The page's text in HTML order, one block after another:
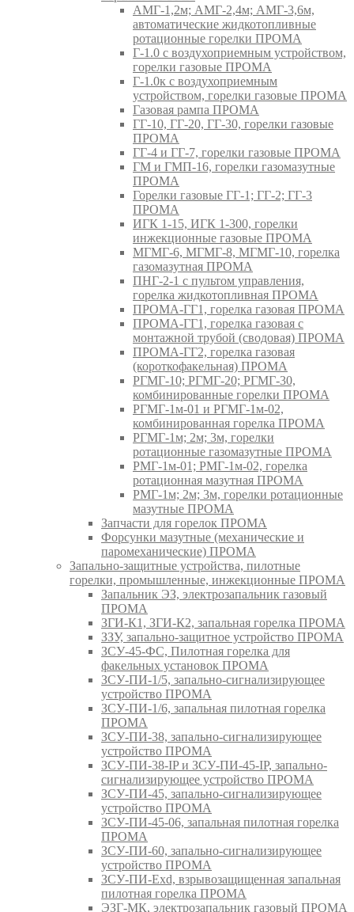
АМГ-1,2м; АМГ-2,4м; АМГ-3,6м,
автоматические жидкотопливные
ротационные горелки ПРОМА
Г-1.0 с воздухоприемным устройством,
горелки газовые ПРОМА
Г-1.0к с воздухоприемным
устройством, горелки газовые ПРОМА
Газовая рампа ПРОМА
ГГ-10, ГГ-20, ГГ-30, горелки газовые
ПРОМА
ГГ-4 и ГГ-7, горелки газовые ПРОМА
ГМ и ГМП-16, горелки газомазутные
ПРОМА
Горелки газовые ГГ-1; ГГ-2; ГГ-3
ПРОМА
ИГК 1-15, ИГК 1-300, горелки
инжекционные газовые ПРОМА
МГМГ-6, МГМГ-8, МГМГ-10, горелка
газомазутная ПРОМА
ПНГ-2-1 с пультом управления,
горелка жидкотопливная ПРОМА
ПРОМА-ГГ1, горелка газовая ПРОМА
ПРОМА-ГГ1, горелка газовая с
монтажной трубой (сводовая) ПРОМА
ПРОМА-ГГ2, горелка газовая
(короткофакельная) ПРОМА
РГМГ-10; РГМГ-20; РГМГ-30,
комбинированные горелки ПРОМА
РГМГ-1м-01 и РГМГ-1м-02,
комбинированная горелка ПРОМА
РГМГ-1м; 2м; 3м, горелки
ротационные газомазутные ПРОМА
РМГ-1м-01; РМГ-1м-02, горелка
ротационная мазутная ПРОМА
РМГ-1м; 2м; 3м, горелки ротационные
мазутные ПРОМА
Запчасти для горелок ПРОМА
Форсунки мазутные (механические и
паромеханические) ПРОМА
Запально-защитные устройства, пилотные
горелки, промышленные, инжекционные ПРОМА
Запальник ЭЗ, электрозапальник газовый
ПРОМА
ЗГИ-К1, ЗГИ-К2, запальная горелка ПРОМА
ЗЗУ, запально-защитное устройство ПРОМА
ЗСУ-45-ФС, Пилотная горелка для
факельных установок ПРОМА
ЗСУ-ПИ-1/5, запально-сигнализирующее
устройство ПРОМА
ЗСУ-ПИ-1/6, запальная пилотная горелка
ПРОМА
ЗСУ-ПИ-38, запально-сигнализирующее
устройство ПРОМА
ЗСУ-ПИ-38-IP и ЗСУ-ПИ-45-IP, запально-
сигнализирующее устройство ПРОМА
ЗСУ-ПИ-45, запально-сигнализирующее
устройство ПРОМА
ЗСУ-ПИ-45-06, запальная пилотная горелка
ПРОМА
ЗСУ-ПИ-60, запально-сигнализирующее
устройство ПРОМА
ЗСУ-ПИ-Exd, взрывозащищенная запальная
пилотная горелка ПРОМА
ЭЗГ-МК, электрозапальник газовый ПРОМА